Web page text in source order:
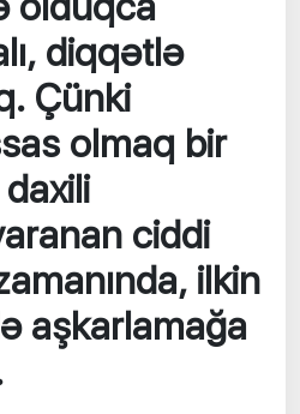
diqqətlə
Çünki
olmaq bir
ciddi
ilkin
aşkarlamağa